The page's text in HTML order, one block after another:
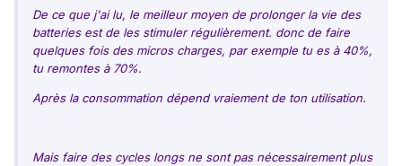
De ce que j'ai lu, le meilleur moyen de prolonger la vie des
batteries est de les stimuler régulièrement. donc de faire
quelques fois des micros charges, par exemple tu es à 40%,
tu remontes à 70%.
Après la consommation dépend vraiement de ton utilisation.
Mais faire des cycles longs ne sont pas nécessairement plus